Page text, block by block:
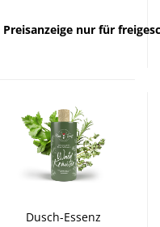
Kunden
Preisanzeige nur für
Dusch-Essenz